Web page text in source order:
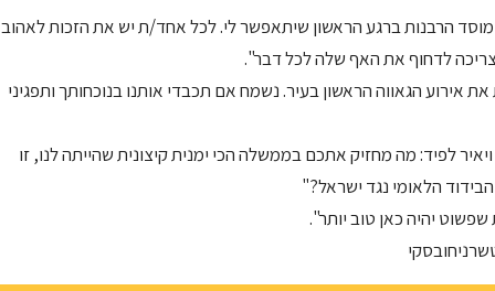
הרבנות ברגע הראשון שיתאפשר לי. לכל אחד/ת יש את הזכות לאהוב
לדחוף את האף שלה לכל דבר".
אירוע הגאווה הראשון בעיר. נשמח אם תכבדי אותנו בנוכחותך ותפגיני
ויאיר לפיד: מה מחזיק אתכם בממשלה הכי ימנית קיצונית שהייתה לנו, זו
הלאומי נגד ישראל?"
יהיה כאן טוב יותר".